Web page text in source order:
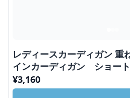
レディースカーディガン 重
インカーディガン ショー
¥3,160